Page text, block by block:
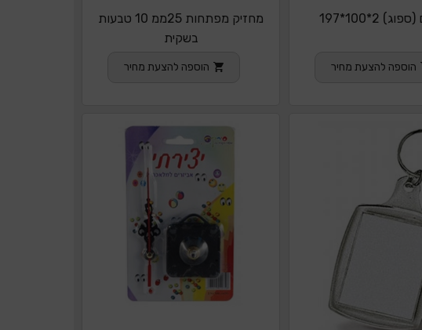
2*100*197
הוספה להצעת מחיר
מחזיק מפתחות 25ממ 10 טבעות
בשקית
הוספה להצעת מחיר